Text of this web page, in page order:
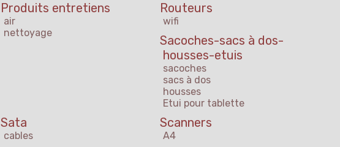
Produits entretiens
air
nettoyage
Routeurs
wifi
Sacoches-sacs à dos-
housses-etuis
sacoches
sacs à dos
housses
Etui pour tablette
Sata
cables
Scanners
A4